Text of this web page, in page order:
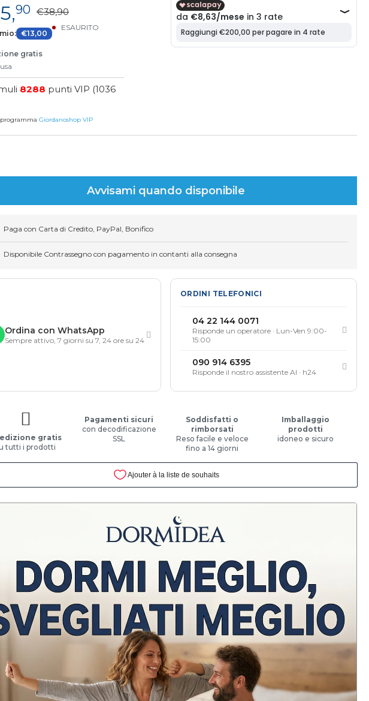
90 €38,90
€13,00
ESAURITO
gratis
8288 punti VIP (1036
programmaGiordanoshop VIP
Avvisami quando disponibile
Paga con Carta di Credito, PayPal, Bonifico
Disponibile Contrassegno con pagamento in contanti alla consegna
Ordina con WhatsApp
Sempre attivo, 7 giorni su 7, 24 ore su 24
ORDINI TELEFONICI
04 22 144 0071
Risponde un operatore · Lun-Ven 9:00-
15:00
090 914 6395
Risponde il nostro assistente AI · h24
gratis
tutti i prodotti
Pagamenti sicuri
con decodificazione
SSL
Soddisfatti o
rimborsati
Reso facile e veloce
fino a 14 giorni
Imballaggio
prodotti
idoneo e sicuro